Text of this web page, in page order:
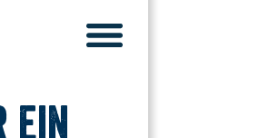
ein